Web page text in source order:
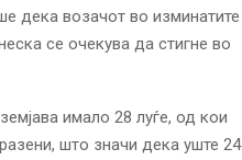
дека возачот во изминатите
се очекува да стигне во
имало 28 луѓе, од кои
што значи дека уште 24